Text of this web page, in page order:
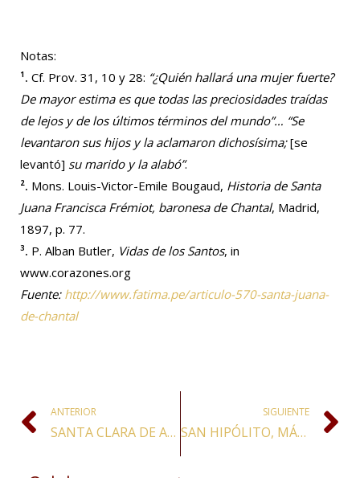
Notas:
¹. Cf. Prov. 31, 10 y 28: “¿Quién hallará una mujer fuerte?
De mayor estima es que todas las preciosidades traídas
de lejos y de los últimos términos del mundo”… “Se
levantaron sus hijos y la aclamaron dichosísima;[se
levantó] su marido y la alabó”.
². Mons. Louis-Victor-Emile Bougaud, Historia de Santa
Juana Francisca Frémiot, baronesa de Chantal, Madrid,
1897, p. 77.
³. P. Alban Butler, Vidas de los Santos, in
www.corazones.org
Fuente: http://www.fatima.pe/articulo-570-santa-juana-
de-chantal
ANTERIOR
SANTA CLARA DE ASÍS, VIRGEN Y FUNDADORA
SIGUIENTE
SAN HIPÓLITO, MÁRTIR